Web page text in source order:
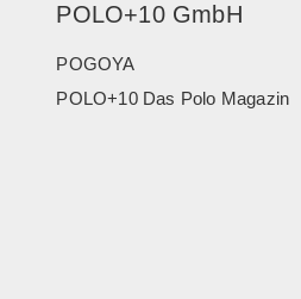
POLO+10 GmbH
POGOYA
POLO+10 Das Polo Magazin